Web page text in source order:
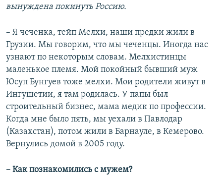
вынуждена покинуть Россию.
– Я чеченка, тейп Мелхи, наши предки жили в
Грузии. Мы говорим, что мы чеченцы. Иногда нас
узнают по некоторым словам. Мелхистинцы
маленькое племя. Мой покойный бывший муж
Юсуп Бунгуев тоже мелхи. Мои родители живут в
Ингушетии, я там родилась. У папы был
строительный бизнес, мама медик по профессии.
Когда мне было пять, мы уехали в Павлодар
(Казахстан), потом жили в Барнауле, в Кемерово.
Вернулись домой в 2005 году.
– Как познакомились с мужем?